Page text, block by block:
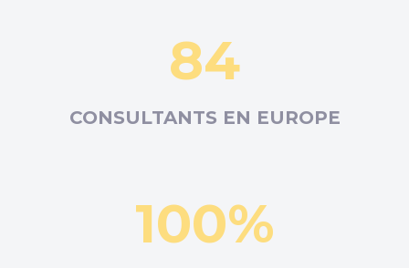
84
CONSULTANTS EN EUROPE
100%